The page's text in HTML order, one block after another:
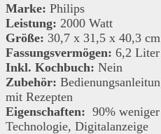
Marke: Philips
Leistung: 2000 Watt
Größe: 30,7 x 31,5 x 40,3 cm
Fassungsvermögen: 6,2
Inkl. Kochbuch: Nein
Zubehör:
mit Rezepten
Eigenschaften: 90%
Technologie, Digitalanzeige